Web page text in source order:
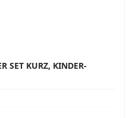
SET KURZ, KINDER-